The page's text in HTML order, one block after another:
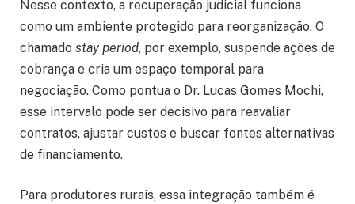
Nesse contexto, a recuperação judicial funciona
como um ambiente protegido para reorganização. O
chamado stay period, por exemplo, suspende ações de
cobrança e cria um espaço temporal para
negociação. Como pontua o Dr. Lucas Gomes Mochi,
esse intervalo pode ser decisivo para reavaliar
contratos, ajustar custos e buscar fontes alternativas
de financiamento.
Para produtores rurais, essa integração também é